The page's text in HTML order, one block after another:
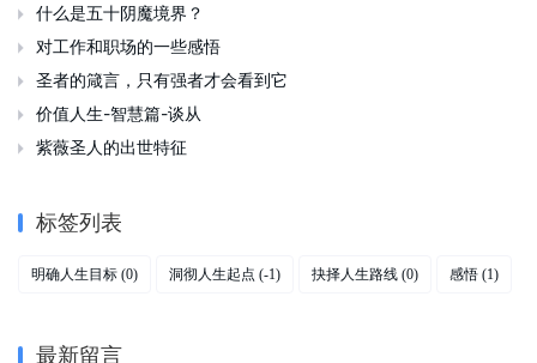
 什么是五十阴魔境界？
 对工作和职场的一些感悟
 圣者的箴言，只有强者才会看到它
 价值人生-智慧篇-谈从
 紫薇圣人的出世特征
标签列表
明确人生目标 (0) 洞彻人生起点 (-1) 抉择人生路线 (0) 感悟 (1)
最新留言